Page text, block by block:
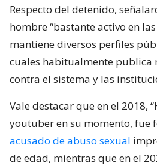
Respecto del detenido,
hombre “bastante activo en
mantiene diversos perfiles
cuales habitualmente publica
contra el sistema y las
Vale destacar que en el 2018,
youtuber en su momento, fue
acusado de abuso sexual
de edad, mientras que en el